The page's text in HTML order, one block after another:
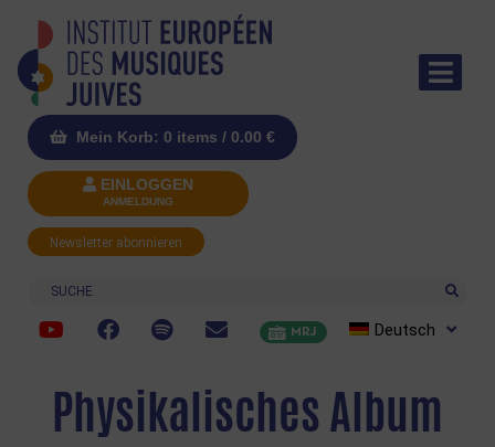
Mein Korb: 0 items / 0.00 €
EINLOGGEN
ANMELDUNG
Newsletter abonnieren
Suche
MRJ Deutsch
Physikalisches Album